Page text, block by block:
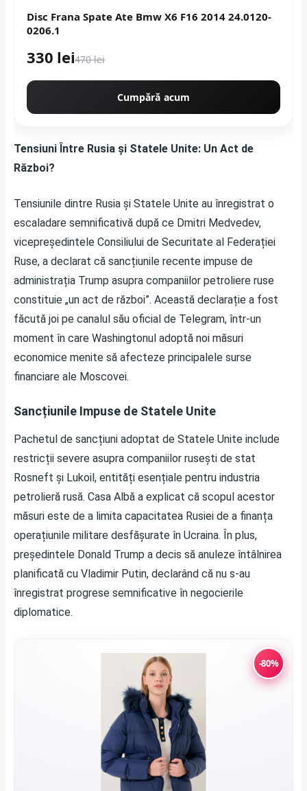
Disc Frana Spate Ate Bmw X6 F16 2014 24.0120-
0206.1
330 lei470 lei
Cumpără acum
Tensiuni Între Rusia și Statele Unite: Un Act de
Război?
Tensiunile dintre Rusia și Statele Unite au înregistrat o
escaladare semnificativă după ce Dmitri Medvedev,
vicepreședintele Consiliului de Securitate al Federației
Ruse, a declarat că sancțiunile recente impuse de
administrația Trump asupra companiilor petroliere ruse
constituie „un act de război”. Această declarație a fost
făcută joi pe canalul său oficial de Telegram, într-un
moment în care Washingtonul adoptă noi măsuri
economice menite să afecteze principalele surse
financiare ale Moscovei.
Sancțiunile Impuse de Statele Unite
Pachetul de sancțiuni adoptat de Statele Unite include
restricții severe asupra companiilor rusești de stat
Rosneft și Lukoil, entități esențiale pentru industria
petrolieră rusă. Casa Albă a explicat că scopul acestor
măsuri este de a limita capacitatea Rusiei de a finanța
operațiunile militare desfășurate în Ucraina. În plus,
președintele Donald Trump a decis să anuleze întâlnirea
planificată cu Vladimir Putin, declarând că nu s-au
înregistrat progrese semnificative în negocierile
diplomatice.
-80%